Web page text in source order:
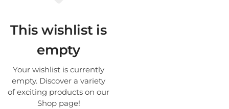
This wishlist is
empty
Your wishlist is currently
empty. Discover a variety
of exciting products on our
Shop page!